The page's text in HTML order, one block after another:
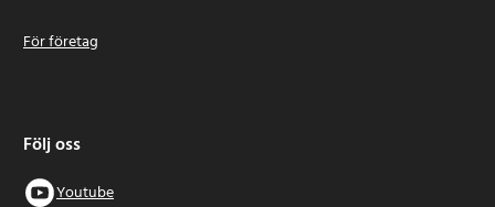
För företag
Följ oss
Youtube